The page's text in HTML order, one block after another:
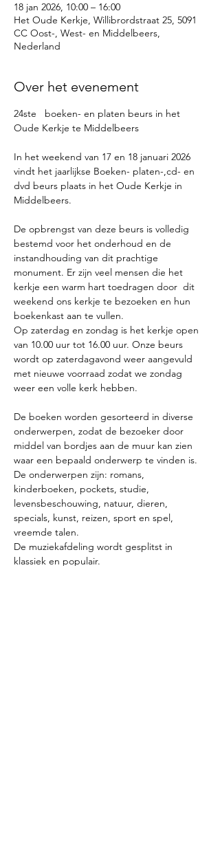
18 jan 2026, 10:00 – 16:00
Het Oude Kerkje, Willibrordstraat 25, 5091
CC Oost-, West- en Middelbeers,
Nederland
Over het evenement
24ste   boeken- en platen beurs in het
Oude Kerkje te Middelbeers
In het weekend van 17 en 18 januari 2026
vindt het jaarlijkse Boeken- platen-,cd- en
dvd beurs plaats in het Oude Kerkje in
Middelbeers.
De opbrengst van deze beurs is volledig
bestemd voor het onderhoud en de
instandhouding van dit prachtige
monument. Er zijn veel mensen die het
kerkje een warm hart toedragen door  dit
weekend ons kerkje te bezoeken en hun
boekenkast aan te vullen.
Op zaterdag en zondag is het kerkje open
van 10.00 uur tot 16.00 uur. Onze beurs
wordt op zaterdagavond weer aangevuld
met nieuwe voorraad zodat we zondag
weer een volle kerk hebben.
De boeken worden gesorteerd in diverse
onderwerpen, zodat de bezoeker door
middel van bordjes aan de muur kan zien
waar een bepaald onderwerp te vinden is.
De onderwerpen zijn: romans,
kinderboeken, pockets, studie,
levensbeschouwing, natuur, dieren,
specials, kunst, reizen, sport en spel,
vreemde talen.
De muziekafdeling wordt gesplitst in
klassiek en populair.